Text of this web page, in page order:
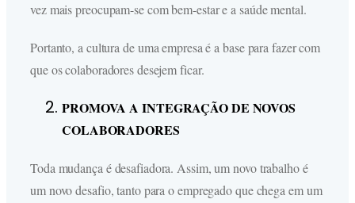
vez mais preocupam-se com bem-estar e a saúde mental.
Portanto, a cultura de uma empresa é a base para fazer com
que os colaboradores desejem ficar.
PROMOVA A INTEGRAÇÃO DE NOVOS
COLABORADORES
Toda mudança é desafiadora. Assim, um novo trabalho é
um novo desafio, tanto para o empregado que chega em um